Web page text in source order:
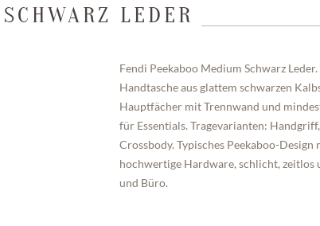
LEDER
Fendi Peekaboo Medium Schwarz
Handtasche aus glattem schwarzen
Hauptfächer mit Trennwand und
für Essentials. Tragevarianten:
Crossbody. Typisches Peekaboo-Design
hochwertige Hardware, schlicht, zeitlos
und Büro.